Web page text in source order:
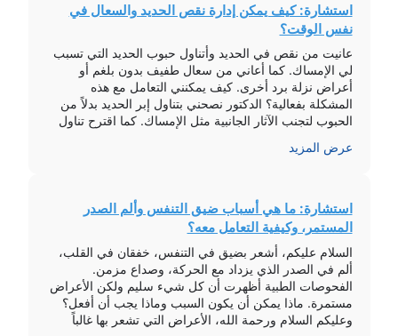
استشارة: كيف يمكن إدارة نقص الحديد والسعال في
نفس الوقت؟
عانيت من نقص في الحديد وأتناول حبوب الحديد التي تسبب
لي الإمساك. كما أعاني من سعال طفيف بدون بلغم أو
أعراض نزلة برد أخرى. كيف يمكنني التعامل مع هذه
المشكلة بفعالية؟ الدكتور نصحني بتناول إبر الحديد بدلاً من
الحبوب لتجنب الآثار الجانبية مثل الإمساك. كما اقترح تناول
عرض المزيد
استشارة: ما هي أسباب ضيق التنفس وألم الصدر
المستمر، وكيفية التعامل معه؟
السلام عليكم، أشعر بضيق في التنفس، خفقان في القلب،
ألم في الصدر الذي يزداد مع الحركة، وصداع مزمن.
الفحوصات الطبية أظهرت أن كل شيء سليم ولكن الأعراض
مستمرة. ماذا يمكن أن يكون السبب وماذا يجب أن أفعل؟
وعليكم السلام ورحمة الله، الأعراض التي تشعر بها غالباً